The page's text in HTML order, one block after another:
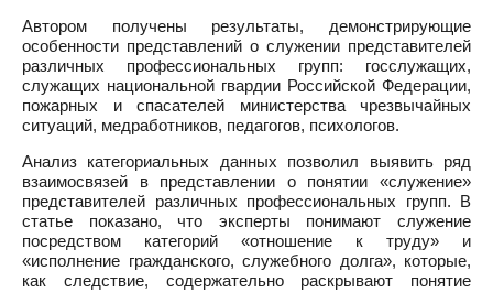
Автором получены результаты, демонстрирующие
особенности представлений о служении представителей
различных профессиональных групп: госслужащих,
служащих национальной гвардии Российской Федерации,
пожарных и спасателей министерства чрезвычайных
ситуаций, медработников, педагогов, психологов.
Анализ категориальных данных позволил выявить ряд
взаимосвязей в представлении о понятии «служение»
представителей различных профессиональных групп. В
статье показано, что эксперты понимают служение
посредством категорий «отношение к труду» и
«исполнение гражданского, служебного долга», которые,
как следствие, содержательно раскрывают понятие